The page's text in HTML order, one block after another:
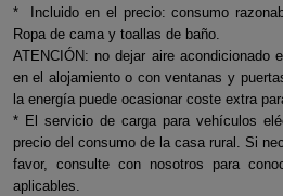
* Incluido en el precio: consumo
Ropa de cama y toallas de baño.
ATENCIÓN: no dejar aire acondicionado
en el alojamiento o con ventanas y
la energía puede ocasionar coste extra
* El servicio de carga para vehículos
precio del consumo de la casa rural. Si
favor, consulte con nosotros para
aplicables.